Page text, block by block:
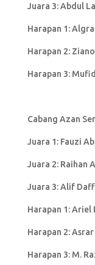
Juara 3: Abdul
Harapan 1:
Harapan 2:
Harapan 3:
Cabang Azan
Juara 1: Fauzi
Juara 2: Raihan
Juara 3: Alif
Harapan 1: Ariel
Harapan 2:
Harapan 3: M.